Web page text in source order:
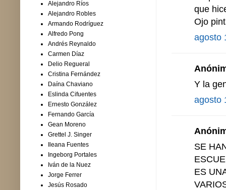
que
Ojo
agosto
Y la
agosto
SE
ES
Alejandro Ríos
Alejandro Robles
Armando Rodríguez
Alfredo Pong
Andrés Reynaldo
Carmen Díaz
Delio Regueral
Cristina Fernández
Daína Chaviano
Eslinda Cifuentes
Ernesto González
Fernando García
Gean Moreno
Grettel J. Singer
Ileana Fuentes
Ingeborg Portales
Iván de la Nuez
Jorge Ferrer
Jesús Rosado